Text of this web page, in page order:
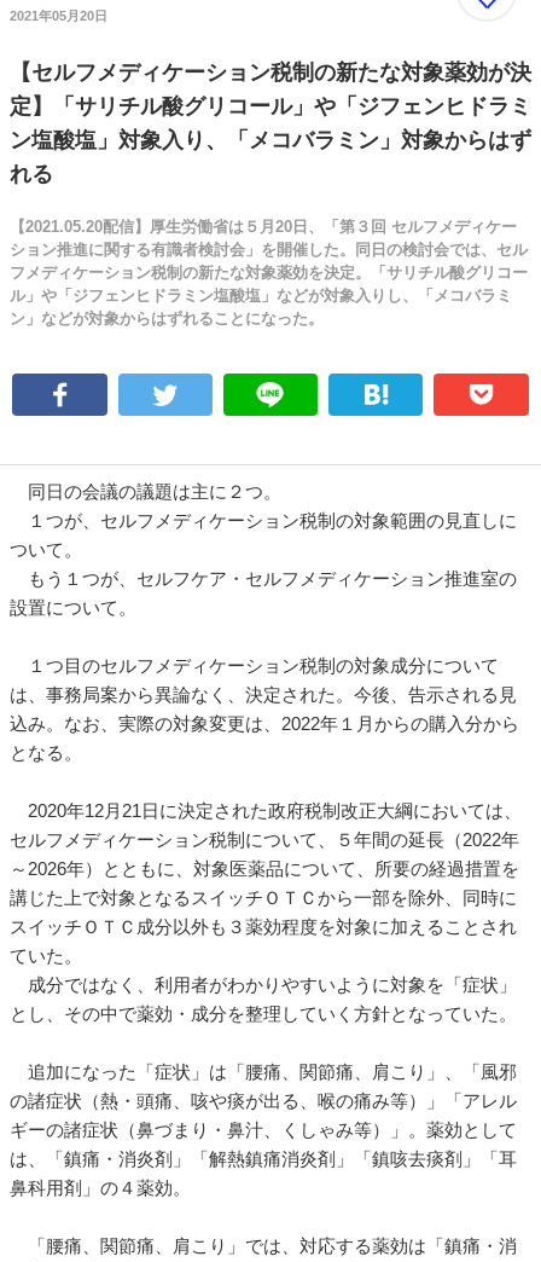
2021年05月20日
【セルフメディケーション税制の新たな対象薬効が決
定】「サリチル酸グリコール」や「ジフェンヒドラミ
ン塩酸塩」対象入り、「メコバラミン」対象からはず
れる
【2021.05.20配信】厚生労働省は５月20日、「第３回 セルフメディケー
ション推進に関する有識者検討会」を開催した。同日の検討会では、セル
フメディケーション税制の新たな対象薬効を決定。「サリチル酸グリコー
ル」や「ジフェンヒドラミン塩酸塩」などが対象入りし、「メコバラミ
ン」などが対象からはずれることになった。
同日の会議の議題は主に２つ。
１つが、セルフメディケーション税制の対象範囲の見直しに
ついて。
もう１つが、セルフケア・セルフメディケーション推進室の
設置について。
１つ目のセルフメディケーション税制の対象成分について
は、事務局案から異論なく、決定された。今後、告示される見
込み。なお、実際の対象変更は、2022年１月からの購入分から
となる。
2020年12月21日に決定された政府税制改正大綱においては、
セルフメディケーション税制について、５年間の延長（2022年
～2026年）とともに、対象医薬品について、所要の経過措置を
講じた上で対象となるスイッチＯＴＣから一部を除外、同時に
スイッチＯＴＣ成分以外も３薬効程度を対象に加えることされ
ていた。
成分ではなく、利用者がわかりやすいように対象を「症状」
とし、その中で薬効・成分を整理していく方針となっていた。
追加になった「症状」は「腰痛、関節痛、肩こり」、「風邪
の諸症状（熱・頭痛、咳や痰が出る、喉の痛み等）」「アレル
ギーの諸症状（鼻づまり・鼻汁、くしゃみ等）」。薬効として
は、「鎮痛・消炎剤」「解熱鎮痛消炎剤」「鎮咳去痰剤」「耳
鼻科用剤」の４薬効。
「腰痛、関節痛、肩こり」では、対応する薬効は「鎮痛・消